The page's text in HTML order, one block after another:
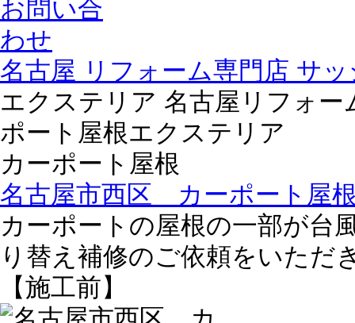
名古屋 リフォーム専門店 サ
エクステリア 名古屋リフォ
ポート屋根エクステリア
カーポート屋根
名古屋市西区 カーポート屋
カーポートの屋根の一部が台
り替え補修のご依頼をいただ
【施工前】